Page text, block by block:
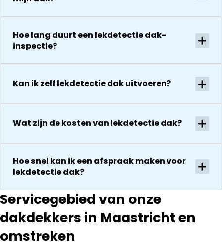
uitvoering en
Het is nog
steeds
droog!!! Dus
zeker een 5
sterren review
waard door
en snelle
vervolgens
onverwachte
zaken die ze
tegenkomen
worden
vakkundig
kosten. Maar
ook dan
kan ze
Hoe lang duurt een lekdetectie dak-
inspectie?
Kan ik zelf lekdetectie dak uitvoeren?
Wat zijn de kosten van lekdetectie dak?
Hoe snel kan ik een afspraak maken voor
lekdetectie dak?
Servicegebied van onze
dakdekkers in Maastricht en
omstreken